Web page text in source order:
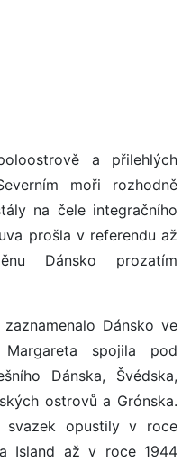
a přilehlých
moři rozhodně
na čele integračního
prošla v referendu až
Dánsko prozatím
Dánsko ve
spojila pod
Dánska, Švédska,
ostrovů a Grónska.
svazek opustily v roce
Island až v roce 1944